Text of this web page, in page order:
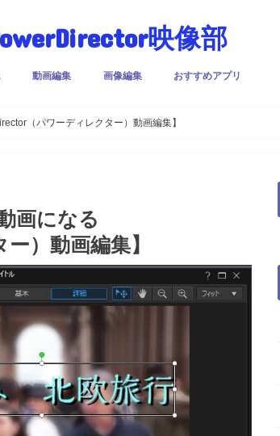
映像部
動画編集 画像編集 おすすめアプリ
（パワーディレクター）動画編集】
画になる
）動画編集】